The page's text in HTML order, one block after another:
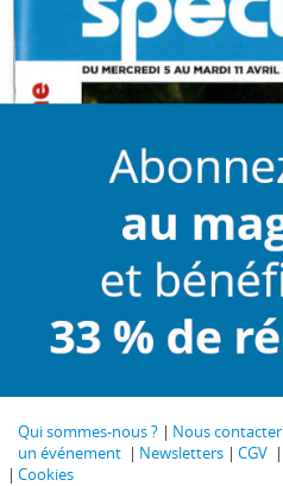
Qui sommes-nous ? Nous contacter
un événement
Newsletters CGV
Cookies